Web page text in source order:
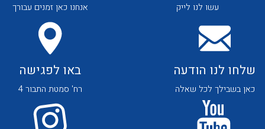
לכל מוצרי היצרן לכל מוצרי היצרן
עשו לנו לייק אנחנו כאן זמנים עבורך
שלחו לנו הודעה
כאן בשבילך לכל שאלה
באו לפגישה
רח' סמטת התבור 4